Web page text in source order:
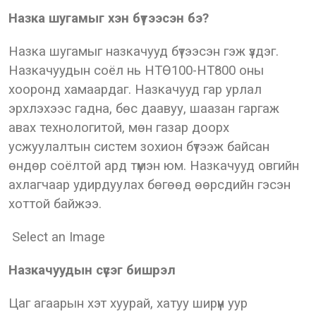
Назка шугамыг хэн бүтээсэн бэ?
Назка шугамыг назкачууд бүтээсэн гэж үздэг.
Назкачуудын соёл нь НТӨ100-НТ800 оны
хооронд хамаардаг. Назкачууд гар урлал
эрхлэхээс гадна, бөс даавуу, шаазан гаргаж
авах технологитой, мөн газар доорх
усжуулалтын систем зохион бүтээж байсан
өндөр соёлтой ард түмэн юм. Назкачууд овгийн
ахлагчаар удирдуулах бөгөөд өөрсдийн гэсэн
хоттой байжээ.
Select an Image
Назкачуудын сүсэг бишрэл
Цаг агаарын хэт хуурай, хатуу ширүүн уур